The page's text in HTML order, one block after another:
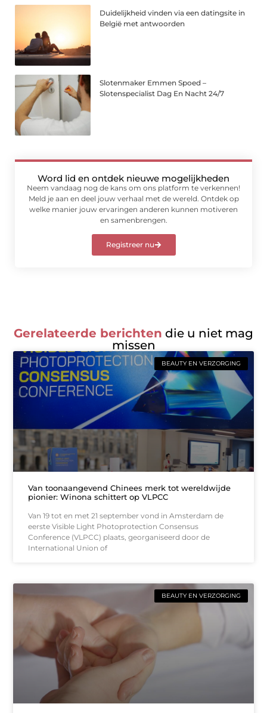
Duidelijkheid vinden via een datingsite in
België met antwoorden
Slotenmaker Emmen Spoed –
Slotenspecialist Dag En Nacht 24/7
Word lid en ontdek nieuwe mogelijkheden
Neem vandaag nog de kans om ons platform te verkennen!
Meld je aan en deel jouw verhaal met de wereld. Ontdek op
welke manier jouw ervaringen anderen kunnen motiveren
en samenbrengen.
Registreer nu
Gerelateerde berichten die u niet mag
missen
BEAUTY EN VERZORGING
Van toonaangevend Chinees merk tot wereldwijde
pionier: Winona schittert op VLPCC
Van 19 tot en met 21 september vond in Amsterdam de
eerste Visible Light Photoprotection Consensus
Conference (VLPCC) plaats, georganiseerd door de
International Union of
BEAUTY EN VERZORGING